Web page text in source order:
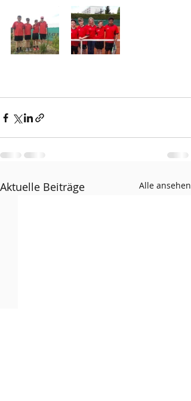
Aktuelle Beiträge Alle ansehen